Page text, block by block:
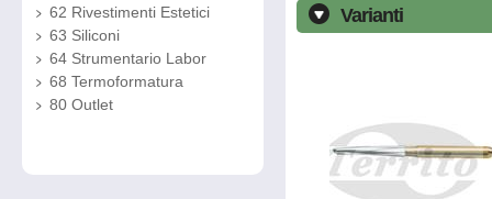
62 Rivestimenti Estetici
63 Siliconi
64 Strumentario Labor
68 Termoformatura
80 Outlet
Varianti